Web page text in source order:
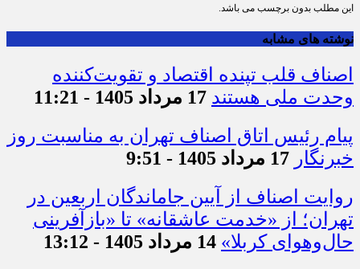
این مطلب بدون برچسب می باشد.
نوشته های مشابه
اصناف قلب تپنده اقتصاد و تقویت‌کننده
وحدت ملی هستند 17 مرداد 1405 - 11:21
پیام رئیس اتاق اصناف تهران به مناسبت روز
خبرنگار 17 مرداد 1405 - 9:51
روایت اصناف از آیین جاماندگان اربعین در
تهران؛ از «خدمت عاشقانه» تا «بازآفرینی
حال‌وهوای کربلا» 14 مرداد 1405 - 13:12